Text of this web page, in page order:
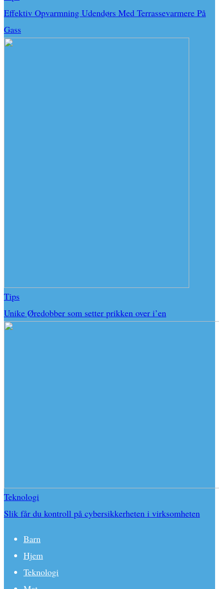
Effektiv Opvarmning Udendørs Med Terrassevarmere På
Gass
Tips
Unike Øredobber som setter prikken over i’en
Teknologi
Slik får du kontroll på cybersikkerheten i virksomheten
Barn
Hjem
Teknologi